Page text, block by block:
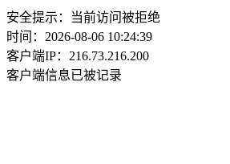
安全提示：当前访问被拒绝
时间：2026-08-06 10:24:39
客户端IP：216.73.216.200
客户端信息已被记录